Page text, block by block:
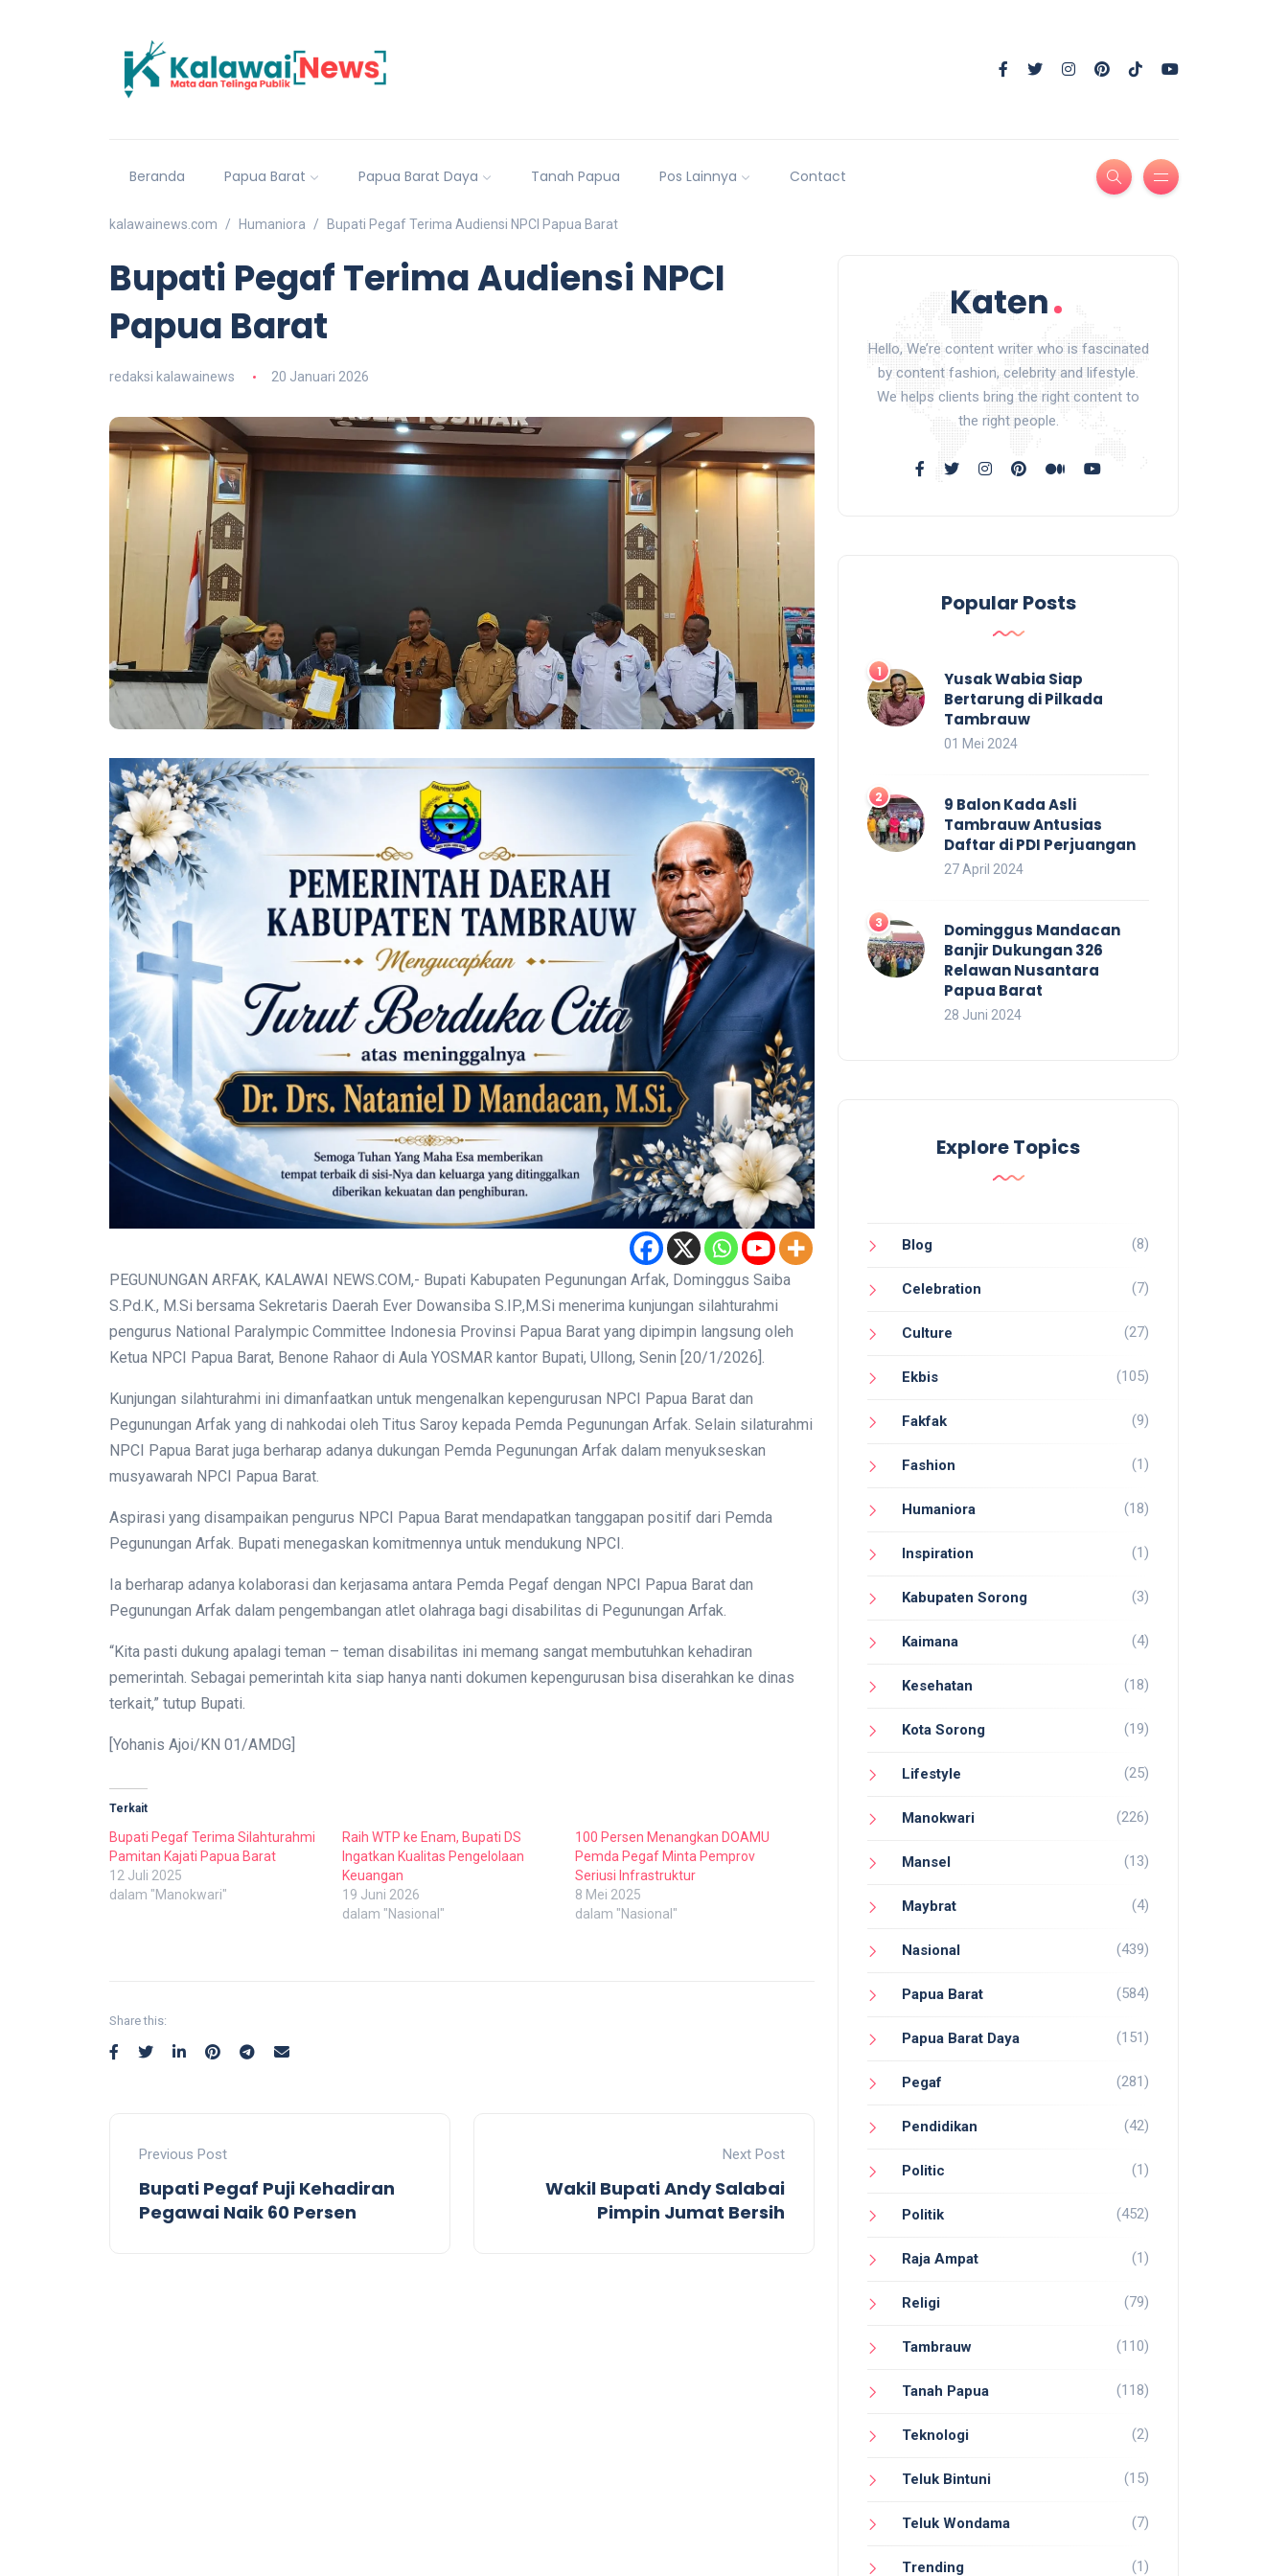
Beranda Papua Barat Papua Barat Daya Tanah Papua Pos Lainnya Contact
kalawainews.com Humaniora Bupati Pegaf Terima Audiensi NPCI Papua Barat
Bupati Pegaf Terima Audiensi NPCI
Papua Barat
redaksi kalawainews 20 Januari 2026
PEGUNUNGAN ARFAK, KALAWAI NEWS.COM,- Bupati Kabupaten Pegunungan Arfak, Dominggus Saiba
S.Pd.K., M.Si bersama Sekretaris Daerah Ever Dowansiba S.IP.,M.Si menerima kunjungan silahturahmi
pengurus National Paralympic Committee Indonesia Provinsi Papua Barat yang dipimpin langsung oleh
Ketua NPCI Papua Barat, Benone Rahaor di Aula YOSMAR kantor Bupati, Ullong, Senin [20/1/2026].
Kunjungan silahturahmi ini dimanfaatkan untuk mengenalkan kepengurusan NPCI Papua Barat dan
Pegunungan Arfak yang di nahkodai oleh Titus Saroy kepada Pemda Pegunungan Arfak. Selain silaturahmi
NPCI Papua Barat juga berharap adanya dukungan Pemda Pegunungan Arfak dalam menyukseskan
musyawarah NPCI Papua Barat.
Aspirasi yang disampaikan pengurus NPCI Papua Barat mendapatkan tanggapan positif dari Pemda
Pegunungan Arfak. Bupati menegaskan komitmennya untuk mendukung NPCI.
Ia berharap adanya kolaborasi dan kerjasama antara Pemda Pegaf dengan NPCI Papua Barat dan
Pegunungan Arfak dalam pengembangan atlet olahraga bagi disabilitas di Pegunungan Arfak.
“Kita pasti dukung apalagi teman – teman disabilitas ini memang sangat membutuhkan kehadiran
pemerintah. Sebagai pemerintah kita siap hanya nanti dokumen kepengurusan bisa diserahkan ke dinas
terkait,” tutup Bupati.
[Yohanis Ajoi/KN 01/AMDG]
Terkait
Bupati Pegaf Terima Silahturahmi
Pamitan Kajati Papua Barat
12 Juli 2025
dalam "Manokwari"
Raih WTP ke Enam, Bupati DS
Ingatkan Kualitas Pengelolaan
Keuangan
19 Juni 2026
dalam "Nasional"
100 Persen Menangkan DOAMU
Pemda Pegaf Minta Pemprov
Seriusi Infrastruktur
8 Mei 2025
dalam "Nasional"
Share this:
Previous Post
Bupati Pegaf Puji Kehadiran
Pegawai Naik 60 Persen
Next Post
Wakil Bupati Andy Salabai
Pimpin Jumat Bersih
Hello, We’re content writer who is fascinated
by content fashion, celebrity and lifestyle.
We helps clients bring the right content to
the right people.
Popular Posts
Yusak Wabia Siap
Bertarung di Pilkada
Tambrauw
01 Mei 2024
9 Balon Kada Asli
Tambrauw Antusias
Daftar di PDI Perjuangan
27 April 2024
Dominggus Mandacan
Banjir Dukungan 326
Relawan Nusantara
Papua Barat
28 Juni 2024
Explore Topics
Blog (8)
Celebration (7)
Culture (27)
Ekbis (105)
Fakfak (9)
Fashion (1)
Humaniora (18)
Inspiration (1)
Kabupaten Sorong (3)
Kaimana (4)
Kesehatan (18)
Kota Sorong (19)
Lifestyle (25)
Manokwari (226)
Mansel (13)
Maybrat (4)
Nasional (439)
Papua Barat (584)
Papua Barat Daya (151)
Pegaf (281)
Pendidikan (42)
Politic (1)
Politik (452)
Raja Ampat (1)
Religi (79)
Tambrauw (110)
Tanah Papua (118)
Teknologi (2)
Teluk Bintuni (15)
Teluk Wondama (7)
Trending (1)